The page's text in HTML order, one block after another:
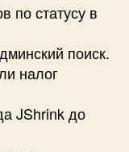
по статусу в
поиск.
налог
JShrink до